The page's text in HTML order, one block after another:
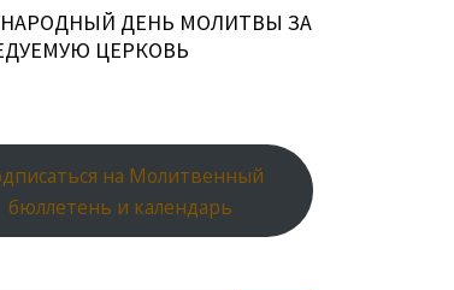
ДЕНЬ МОЛИТВЫ ЗА
ЦЕРКОВЬ
на Молитвенный
бюллетень и календарь